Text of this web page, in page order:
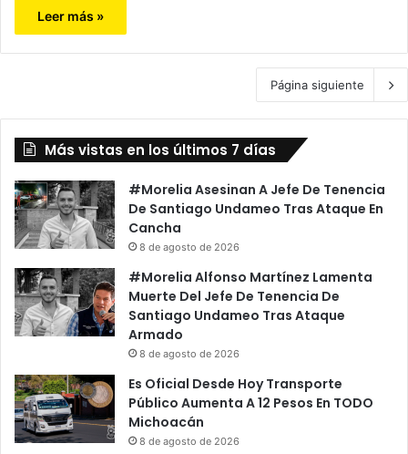
Leer más »
Página siguiente
Más vistas en los últimos 7 días
#Morelia Asesinan A Jefe De Tenencia
De Santiago Undameo Tras Ataque En
Cancha
8 de agosto de 2026
#Morelia Alfonso Martínez Lamenta
Muerte Del Jefe De Tenencia De
Santiago Undameo Tras Ataque
Armado
8 de agosto de 2026
Es Oficial Desde Hoy Transporte
Público Aumenta A 12 Pesos En TODO
Michoacán
8 de agosto de 2026